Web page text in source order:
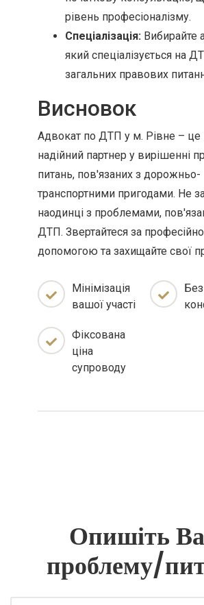
рівень професіоналізму.
Спеціалізація: Вибирайте
який спеціалізується на
загальних правових
Висновок
Адвокат по ДТП у м. Рівне –
надійний партнер у вирішенні
питань, пов'язаних з дорожньо-
транспортними пригодами. Не
наодинці з проблемами,
ДТП. Звертайтеся за
допомогою та захищайте свої
Мінімізація
вашої участі
Фіксована
ціна
супроводу
Опишіть
проблему/